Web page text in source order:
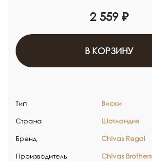
2 559 ₽
В КОРЗИНУ
Тип Виски
Страна Шотландия
Бренд Chivas Regal
Производитель Chivas Brothers